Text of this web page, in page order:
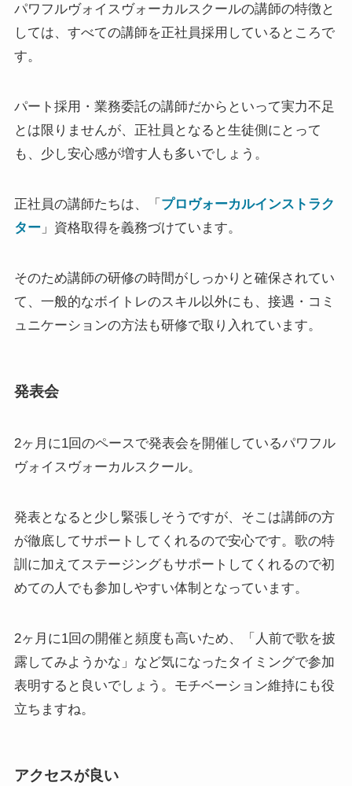
パワフルヴォイスヴォーカルスクールの講師の特徴と
しては、すべての講師を正社員採用しているところで
す。
パート採用・業務委託の講師だからといって実力不足
とは限りませんが、正社員となると生徒側にとって
も、少し安心感が増す人も多いでしょう。
正社員の講師たちは、「 プロヴォーカルインストラク
ター」資格取得を義務づけています。
そのため講師の研修の時間がしっかりと確保されてい
て、一般的なボイトレのスキル以外にも、接遇・コミ
ュニケーションの方法も研修で取り入れています。
発表会
2ヶ月に1回のペースで発表会を開催しているパワフル
ヴォイスヴォーカルスクール。
発表となると少し緊張しそうですが、そこは講師の方
が徹底してサポートしてくれるので安心です。歌の特
訓に加えてステージングもサポートしてくれるので初
めての人でも参加しやすい体制となっています。
2ヶ月に1回の開催と頻度も高いため、「人前で歌を披
露してみようかな」など気になったタイミングで参加
表明すると良いでしょう。モチベーション維持にも役
立ちますね。
アクセスが良い